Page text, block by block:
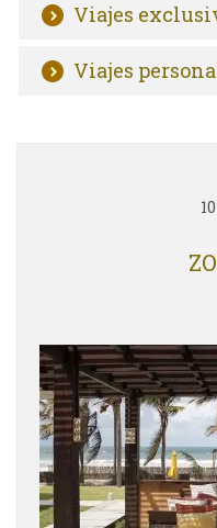
Viajes
Viajes